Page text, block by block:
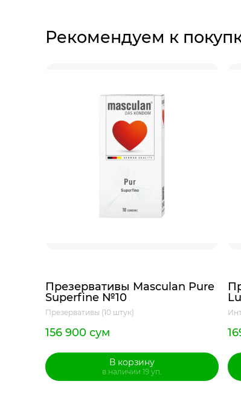
Рекомендуем к
Презервативы Masculan Pure
Superfine №10
Презервативы (10 штук)
156 900 сум
В корзину
в наличии 19 уп.